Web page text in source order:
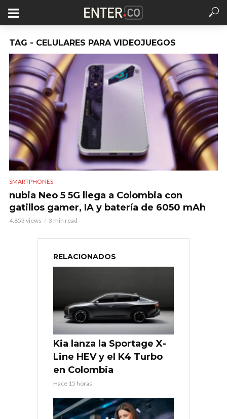
TAG - CELULARES PARA VIDEOJUEGOS
SMARTPHONES
nubia Neo 5 5G llega a Colombia con
gatillos gamer, IA y batería de 6050 mAh
4.853 views 3 min read
RELACIONADOS
Kia lanza la Sportage X-
Line HEV y el K4 Turbo
en Colombia
Hace 15 horas